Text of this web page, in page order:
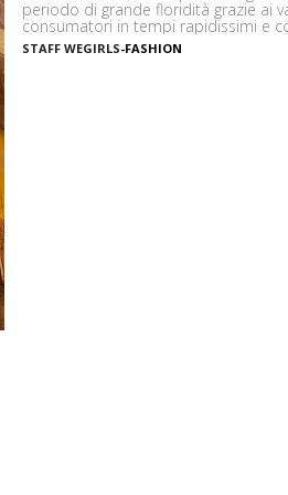
periodo di grande floridità grazie ai
consumatori in tempi rapidissimi e
delle magliette personalizzate,
conosce crisi e che, anche con
STAFF WEGIRLS-FASHION